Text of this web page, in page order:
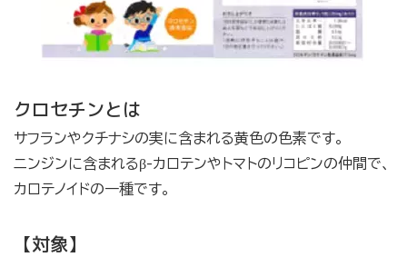
クロセチンとは
サフランやクチナシの実に含まれる黄色の色素です。
ニンジンに含まれるβ-カロテンやトマトのリコピンの仲間で、
カロテノイドの一種です。
【対象】